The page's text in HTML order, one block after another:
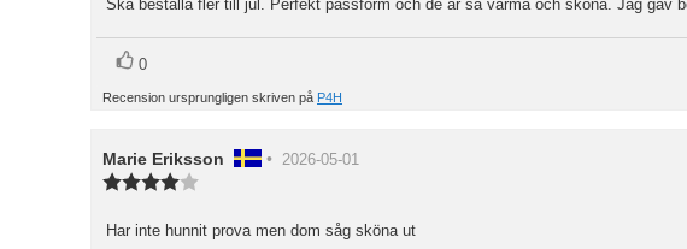
5
Recensionstext:
Ska beställa fler till jul. Perfekt passform och de är så varma och sköna. Jag gav
Rösta
0
Recension ursprungligen skriven på P4H
Recensionsförfattare:
Marie Eriksson • Recensionsdatum:
2026-05-01
5
Recensionstext:
Har inte hunnit prova men dom såg sköna ut